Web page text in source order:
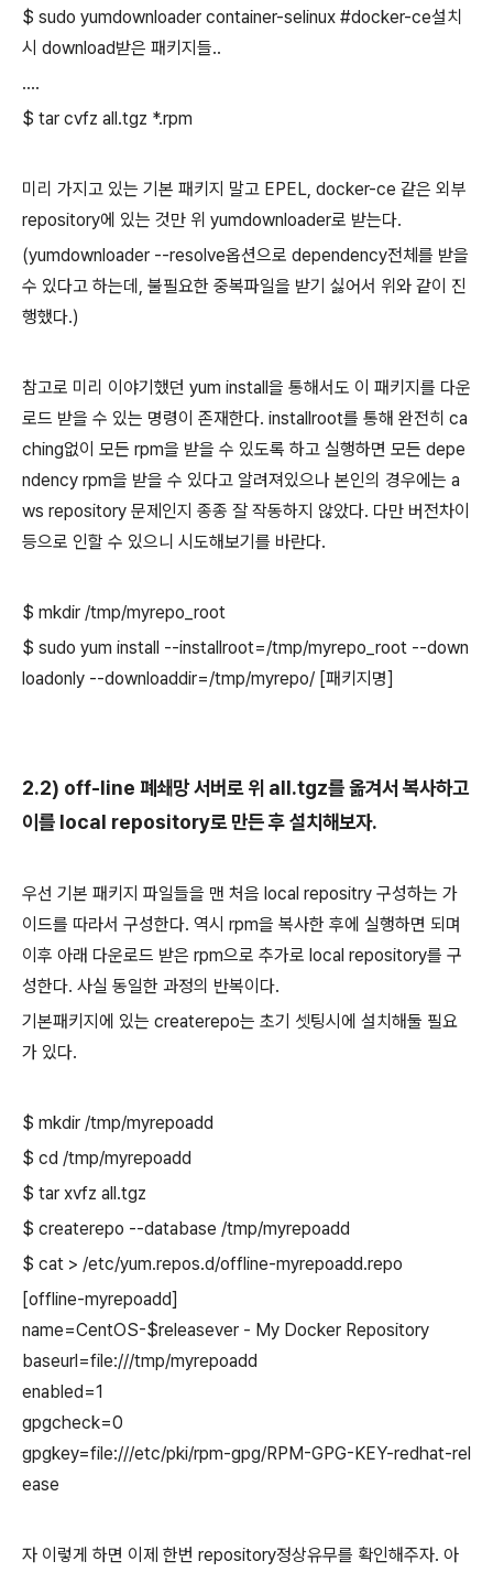
$ sudo yumdownloader container-selinux #docker-ce설치
시 download받은 패키지들..
....
$ tar cvfz all.tgz *.rpm
미리 가지고 있는 기본 패키지 말고 EPEL, docker-ce 같은 외부
repository에 있는 것만 위 yumdownloader로 받는다.
(yumdownloader --resolve옵션으로 dependency전체를 받을
수 있다고 하는데, 불필요한 중복파일을 받기 싫어서 위와 같이 진
행했다.)
참고로 미리 이야기했던 yum install을 통해서도 이 패키지를 다운
로드 받을 수 있는 명령이 존재한다. installroot를 통해 완전히 ca
ching없이 모든 rpm을 받을 수 있도록 하고 실행하면 모든 depe
ndency rpm을 받을 수 있다고 알려져있으나 본인의 경우에는 a
ws repository 문제인지 종종 잘 작동하지 않았다. 다만 버전차이
등으로 인할 수 있으니 시도해보기를 바란다.
$ mkdir /tmp/myrepo_root
$ sudo yum install --installroot=/tmp/myrepo_root --down
loadonly --downloaddir=/tmp/myrepo/ [패키지명]
2.2) off-line 폐쇄망 서버로 위 all.tgz를 옮겨서 복사하고
이를 local repository로 만든 후 설치해보자.
우선 기본 패키지 파일들을 맨 처음 local repositry 구성하는 가
이드를 따라서 구성한다. 역시 rpm을 복사한 후에 실행하면 되며
이후 아래 다운로드 받은 rpm으로 추가로 local repository를 구
성한다. 사실 동일한 과정의 반복이다.
기본패키지에 있는 createrepo는 초기 셋팅시에 설치해둘 필요
가 있다.
$ mkdir /tmp/myrepoadd
$ cd /tmp/myrepoadd
$ tar xvfz all.tgz
$ createrepo --database /tmp/myrepoadd
$ cat > /etc/yum.repos.d/offline-myrepoadd.repo
[offline-myrepoadd]
name=CentOS-$releasever - My Docker Repository
baseurl=file:///tmp/myrepoadd
enabled=1
gpgcheck=0
gpgkey=file:///etc/pki/rpm-gpg/RPM-GPG-KEY-redhat-rel
ease
자 이렇게 하면 이제 한번 repository정상유무를 확인해주자. 아